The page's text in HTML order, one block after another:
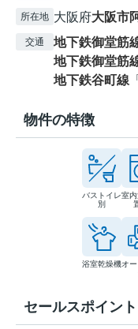
所在地 大阪府大阪市
交通 地下鉄御堂筋
地下鉄御堂筋
地下鉄谷町線 「
物件の特徴
バストイレ
別
室
浴室乾燥機オ
セールスポイント